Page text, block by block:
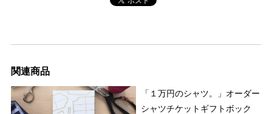
関連商品
「１万円のシャツ。」オーダー
シャツチケットギフトボック